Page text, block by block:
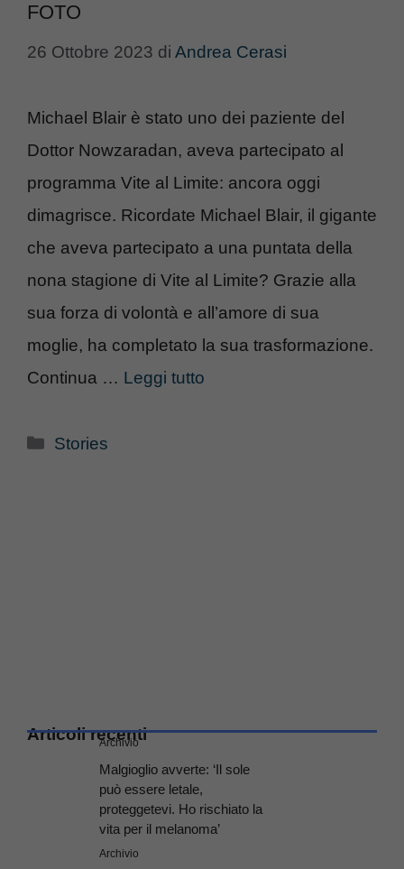
FOTO
26 Ottobre 2023 di Andrea Cerasi
Michael Blair è stato uno dei paziente del
Dottor Nowzaradan, aveva partecipato al
programma Vite al Limite: ancora oggi
dimagrisce. Ricordate Michael Blair, il gigante
che aveva partecipato a una puntata della
nona stagione di Vite al Limite? Grazie alla
sua forza di volontà e all’amore di sua
moglie, ha completato la sua trasformazione.
Continua … Leggi tutto
Categorie
Stories
Articoli recenti
Archivio
Malgioglio avverte: ‘Il sole
può essere letale,
proteggetevi. Ho rischiato la
vita per il melanoma’
Archivio